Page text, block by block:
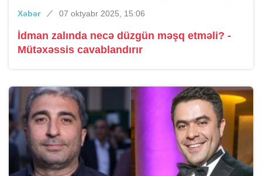
Xəbər 07 oktyabr 2025, 15:06
İdman zalında necə düzgün məşq etməli? -
Mütəxəssis cavablandırır